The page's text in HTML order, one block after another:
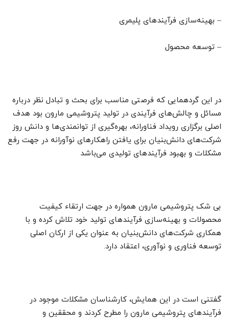
– بهینه‌سازی فرآیندهای پلیمری
– توسعه محصول
در این گردهمایی که فرصتی مناسب برای بحث و تبادل نظر درباره
مسائل و چالش‌های فرآیندی در تولید پتروشیمی مارون بود هدف
اصلی برگزاری رویداد فناورانه، بهره‌گیری از توانمندی‌ها و دانش روز
شرکت‌های دانش‌بنیان برای یافتن راهکارهای نوآورانه در جهت رفع
مشکلات و بهبود فرآیندهای تولیدی می‌باشد
بی شک پتروشیمی مارون همواره در جهت ارتقاء کیفیت
محصولات و بهینه‌سازی فرآیندهای تولید خود تلاش کرده و با
همکاری شرکت‌های دانش‌بنیان به عنوان یکی از ارکان اصلی
توسعه فناوری و نوآوری، اعتقاد دارد.
گفتنی است در این همایش، کارشناسان مشکلات موجود در
فرآیندهای پتروشیمی مارون را مطرح کردند و محققین و